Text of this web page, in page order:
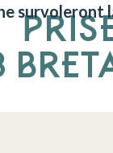
survoleront